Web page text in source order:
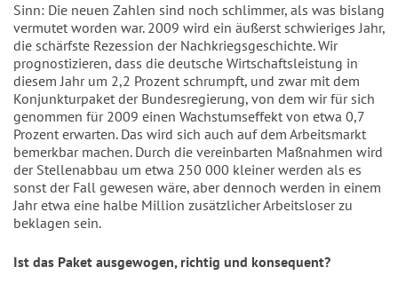
Sinn: Die neuen Zahlen sind noch schlimmer, als was bislang
vermutet worden war. 2009 wird ein äußerst schwieriges Jahr,
die schärfste Rezession der Nachkriegsgeschichte. Wir
prognostizieren, dass die deutsche Wirtschaftsleistung in
diesem Jahr um 2,2 Prozent schrumpft, und zwar mit dem
Konjunkturpaket der Bundesregierung, von dem wir für sich
genommen für 2009 einen Wachstumseffekt von etwa 0,7
Prozent erwarten. Das wird sich auch auf dem Arbeitsmarkt
bemerkbar machen. Durch die vereinbarten Maßnahmen wird
der Stellenabbau um etwa 250 000 kleiner werden als es
sonst der Fall gewesen wäre, aber dennoch werden in einem
Jahr etwa eine halbe Million zusätzlicher Arbeitsloser zu
beklagen sein.
Ist das Paket ausgewogen, richtig und konsequent?